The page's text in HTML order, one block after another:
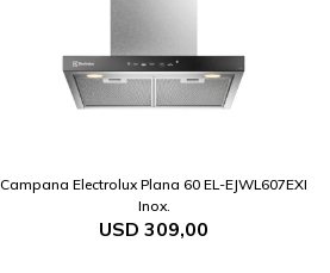
Campana Electrolux Plana 60 EL-EJWL607EXI
Inox.
USD 309,00